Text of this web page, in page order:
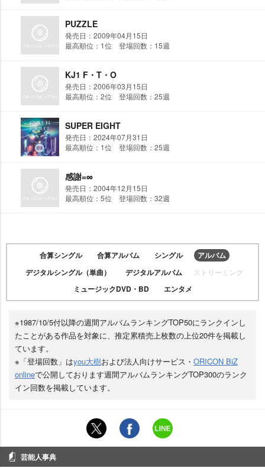
PUZZLE
発売日：2009年04月15日
最高順位：1位 登場回数：15週
KJ1 F・T・O
発売日：2006年03月15日
最高順位：2位 登場回数：25週
SUPER EIGHT
発売日：2024年07月31日
最高順位：1位 登場回数：25週
感謝=∞
発売日：2004年12月15日
最高順位：5位 登場回数：32週
合算シングル 合算アルバム シングル
アルバム
デジタルシングル（単曲）
デジタルアルバム ストリーミング
ミュージックDVD・BD エンタメ
※1987/10/5付以降の週間アルバムランキングTOP50にランクインし
たことがある作品を対象に、推定累積売上枚数の上位20件を掲載し
ています。
※「登場回数」はyou大樹および法人向けサービス・ ORICON BiZ
onlineで公開しております週間アルバムランキングTOP300のランク
イン回数を掲載しています。
芸能人事典